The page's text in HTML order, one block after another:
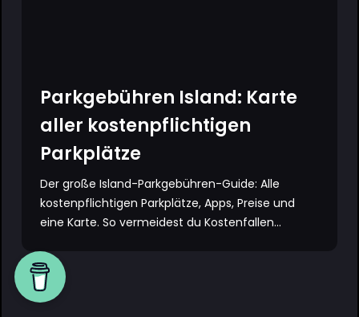
Parkgebühren Island: Karte
aller kostenpflichtigen
Parkplätze
Der große Island-Parkgebühren-Guide: Alle
kostenpflichtigen Parkplätze, Apps, Preise und
eine Karte. So vermeidest du Kostenfallen...